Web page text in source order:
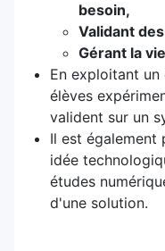
besoin,
Validant
Gérant la
En exploitant
élèves
valident sur un
Il est également
idée
études
d'une solution.